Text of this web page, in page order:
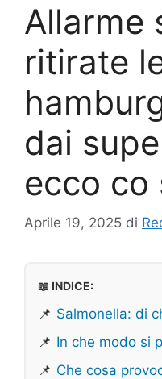
Allarme
ritirate
dai
ecco co
Aprile 19, 2025 di
📖 INDICE:
📌 Salmonella: di
📌 In che modo si
📌 Che cosa